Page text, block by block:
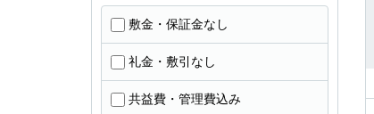
敷金・保証金なし
礼金・敷引なし
共益費・管理費込み